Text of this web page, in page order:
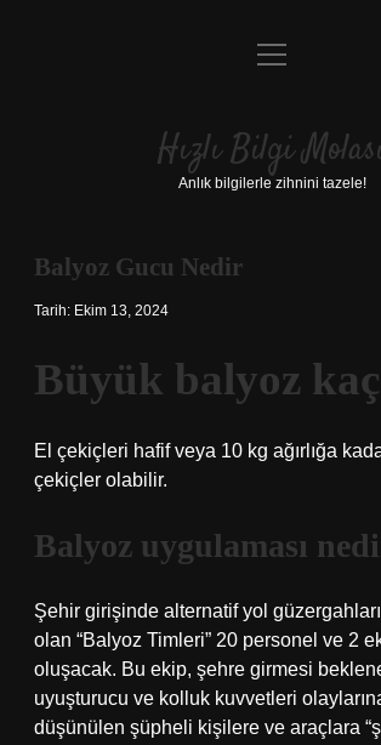
Anasayfa
Yasal Uyarı
menüyü
Hızlı Bilgi
Anlık bilgilerle zihnini tazele!
Balyoz Gucu Nedir
Tarih: Ekim 13, 2024
Büyük balyoz
El çekiçleri hafif veya 10 kg ağırlığa
çekiçler olabilir.
Balyoz uygulaması
Şehir girişinde alternatif yol
olan “Balyoz Timleri” 20 personel ve 2
oluşacak. Bu ekip, şehre girmesi
uyuşturucu ve kolluk kuvvetleri olaylarına
düşünülen şüpheli kişilere ve araçlara